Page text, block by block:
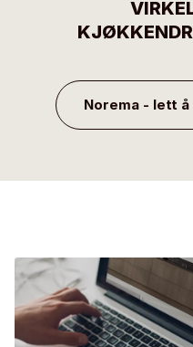
Norema - lett